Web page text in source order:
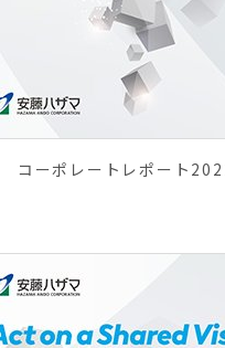
ーポレートレポート